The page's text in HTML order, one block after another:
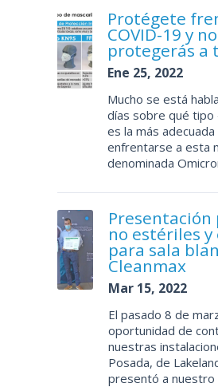
Protégete
COVID-19 y
protegerás a
Ene 25, 2022
Mucho se está
días sobre qué tipo
es la más adecuada
enfrentarse a esta
denominada
no estériles
para sala
Cleanmax
Mar 15, 2022
El pasado 8 de
oportunidad de
nuestras
Posada, de
presentó a nuestro